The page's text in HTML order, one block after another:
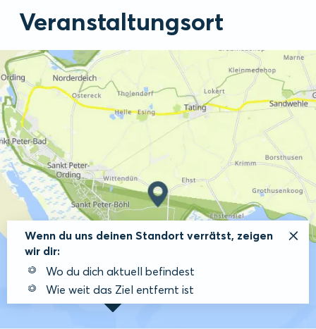
Veranstaltungsort
Wenn du uns deinen Standort verrätst, zeigen
wir dir:
Wo du dich aktuell befindest
Wie weit das Ziel entfernt ist